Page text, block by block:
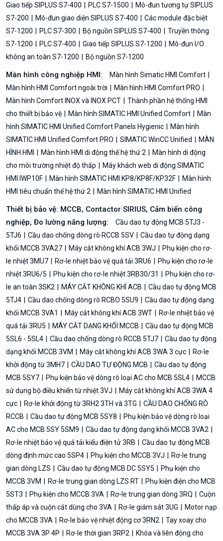
Giao tiếp SIPLUS S7-400
PLC S7-1500
Mô-đun tương tự SIPLUS
S7-200
Mô-đun giao diện SIPLUS S7-400
Các module đặc biệt
S7-1200
PLC S7-300 Bộ nguồn SIPLUS S7-400
Truyền thông
S7-1200
PLC S7-400 Giao tiếp SIPLUS S7-1200
Mô-đun I/O
không an toàn S7-1200
Bộ nguồn S7-1200
Màn hình công nghiệp HMI:
Màn hình Simatic HMI Comfort
Màn hình HMI Comfort ngoài trời
Màn hình HMI Comfort PRO
Màn hình Comfort INOX và INOX PCT
Thành phần hệ thống HMI
cho thiết bị bảo vệ
Màn hình SIMATIC HMI Unified Comfort
Màn
hình SIMATIC HMI Unified Comfort Panels Hygienic
Màn hình
SIMATIC HMI Unified Comfort PRO
SIMATIC WinCC Unified
MÀN
HÌNH HMI
Màn hình HMI di động thế hệ thứ 2
Màn hình di động
cho môi trường nhiệt độ thấp
Máy khách web di động SIMATIC
HMI IWP10F
Màn hình SIMATIC HMI KP8/KP8F/KP32F
Màn hình
HMI tiêu chuẩn thế hệ thứ 2
Màn hình SIMATIC HMI Unified
Thiết bị bảo vệ: MCCB, Contactor SIRIUS, Cảm biến công
nghiệp, Đo lường năng lượng:
Cầu dao tự động MCB 5TJ3 -
5TJ6
Cầu dao chống dòng rò RCCB 5SV
Cầu dao tự động dạng
khối MCCB 3VA27
Máy cắt không khí ACB 3WJ
Phụ kiện cho rơ-
le nhiệt 3MU7
Rơ-le nhiệt bảo vệ quá tải 3RU6
Phụ kiện cho rơ-le
nhiệt 3RU6/5
Phụ kiện cho rơ-le nhiệt 3RB30/31
Phụ kiện cho rơ-
le an toàn 3SK2
MÁY CẮT KHÔNG KHÍ ACB
Cầu dao tự động MCB
5TJ4
Cầu dao chống dòng rò RCBO 5SU9
Cầu dao tự động dạng
khối MCCB 3VA1
Máy cắt không khí ACB 3WT
Rơ-le nhiệt bảo vệ
quá tải 3RU5
MÁY CẮT DẠNG KHỐI MCCB
Cầu dao tự động MCB
5SL6 - 5SL4
Cầu dao chống dòng rò RCCB 5TJ7
Cầu dao tự động
dạng khối MCCB 3VM
Máy cắt không khí ACB 3WA 3 cực
Rơ-le
khởi động từ 3MH7
CẦU DAO TỰ ĐỘNG MCB
Cầu dao tự động
MCB 5SY7
Phụ kiện bảo vệ dòng rò loại AC cho MCB 5SL4
MCCB
sử dụng bộ điều khiển từ nhiệt 3VJ
Máy cắt không khí ACB 3WA 4
cực
Rơ-le khởi động từ 3RH2 3TH và 3TG
CẦU DAO CHỐNG RÒ
RCCB
Cầu dao tự động MCB 5SY8
Phụ kiện bảo vệ dòng rò loại
AC cho MCB 5SY 5SM9
Cầu dao tự động dạng khối MCCB 3VA2
Rơ-le nhiệt bảo vệ quá tải kiểu điện tử 3RB
Cầu dao tự động MCB
dòng định mức cao 5SP4
Phụ kiện cho MCCB 3VJ
Rơ-le trung
gian dòng LZS
Cầu dao tự động MCB DC 5SY5
Phụ kiện cho
MCCB 3VM
Rơ-le trung gian dòng LZS RT
Phụ kiện điện cho MCB
5ST3
Phụ kiện cho MCCB 3VA Rơ-le trung gian dòng 3RQ
Cuộn
thấp áp và cuộn cắt dùng cho 3VA
Rơ-le giám sát 3UG
Motor nạp
cho MCCB 3VA
Rơ-le bảo vệ nhiệt động cơ 3RN2
Tay xoay cho
MCCB 3VA 3P 4P
Rơ-le thời gian 3RP2
Khóa và liên động cho